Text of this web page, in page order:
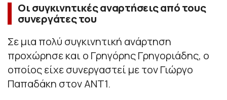
Οι συγκινητικές αναρτήσεις από τους
συνεργάτες του
Σε μια πολύ συγκινητική ανάρτηση
προχώρησε και ο Γρηγόρης Γρηγοριάδης, ο
οποίος είχε συνεργαστεί με τον Γιώργο
Παπαδάκη στον ΑΝΤ1.